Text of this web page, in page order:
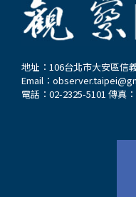
地址：106台北市大安區信
Email：
電話：02-2325-5101 傳真